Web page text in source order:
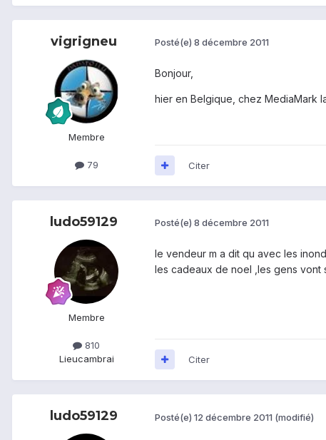
vigrigneu
Membre
79
Posté(e) 8 décembre 2011
Bonjour,
hier en Belgique, chez MediaMark
Citer
ludo59129
Membre
810
Lieucambrai
Posté(e) 8 décembre 2011
le vendeur m a dit qu avec les
les cadeaux de noel ,les gens vont
Citer
ludo59129 Posté(e) 12 décembre 2011 (modifié)